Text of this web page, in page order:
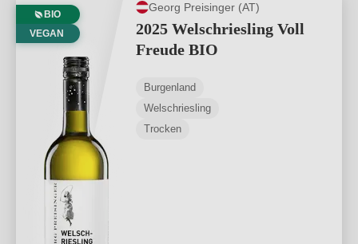
BIO
VEGAN
Georg Preisinger (AT)
2025 Welschriesling Voll
Freude BIO
Burgenland
Welschriesling
Trocken